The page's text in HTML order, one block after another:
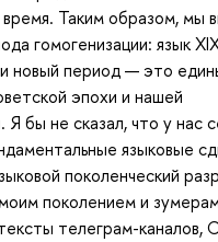
Таким образом, мы
гомогенизации: язык
и новый период — это
эпохи и нашей
бы не сказал, что у нас
языковые
поколенческий
поколением и
телеграм-